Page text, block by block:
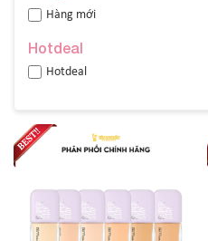
Hàng mới
Hotdeal
Hotdeal